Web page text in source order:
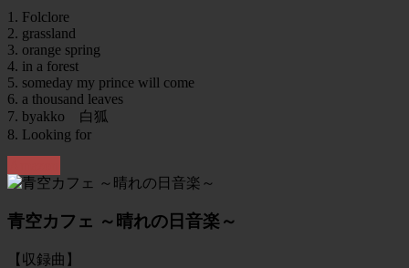
1. Folclore
2. grassland
3. orange spring
4. in a forest
5. someday my prince will come
6. a thousand leaves
7. byakko 白狐
8. Looking for
青空カフェ ～晴れの日音楽～
【収録曲】